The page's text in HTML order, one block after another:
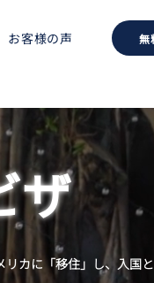
お客様の声 無
ザ
リカに「移住」し、入国